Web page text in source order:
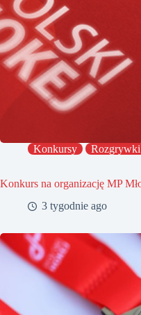
Konkursy Rozgrywki
Konkurs na organizację MP
3 tygodnie ago